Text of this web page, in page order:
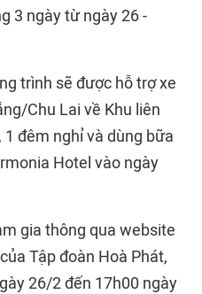
3 ngày từ ngày 26 -
trình sẽ được hỗ trợ xe
Chu Lai về Khu liên
1 đêm nghỉ và dùng bữa
Hotel vào ngày
gia thông qua website
Tập đoàn Hoà Phát,
26/2 đến 17h00 ngày